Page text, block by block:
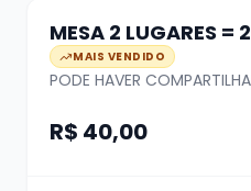
DÚVIDAS? whats (51)
A compra de ingresso
MESA 2 LUGARES =
MAIS VENDIDO
PODE HAVER
R$ 40,00